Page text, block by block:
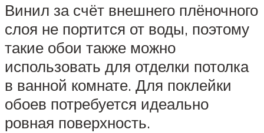
Винил за счёт внешнего плёночного
слоя не портится от воды, поэтому
такие обои также можно
использовать для отделки потолка
в ванной комнате. Для поклейки
обоев потребуется идеально
ровная поверхность.